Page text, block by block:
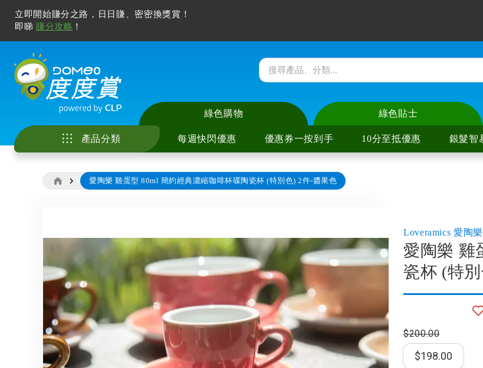
立即開始賺分之路，日日賺、密密換獎賞！
即睇 賺分攻略 ！
綠色購物
產品分類
家庭電器 中央儲水式電熱水爐
窗口式冷氣機
分體式冷氣機
風扇及冷風機
前置式洗衣機
上置式洗衣機
空氣清新機
座檯式電磁爐 / 電陶爐
抽油煙機
雪櫃
焗爐及微波爐
氣炸鍋
攪拌機及食物處理器
智能手機及配件
其他電子產品
影音及娛樂
電視
拖板
家居生活
廚具
睡房用品
廚櫃組合
保健美容
美容儀
脫毛機及電動鬚刨
身體保健
消毒及衛生產品
家居服務
冷氣清洗服務
每週快閃優惠 優惠券一按到手 10分至抵優惠 銀髮智
綠色貼士
愛陶樂 雞蛋型 80ml 簡約經典濃縮咖啡杯碟陶瓷杯 (特別色) 2件-醬果色
the
end
the
images
gallery
Loveramics 愛陶樂
愛陶樂 雞
瓷杯 (特
$200.00
$198.00